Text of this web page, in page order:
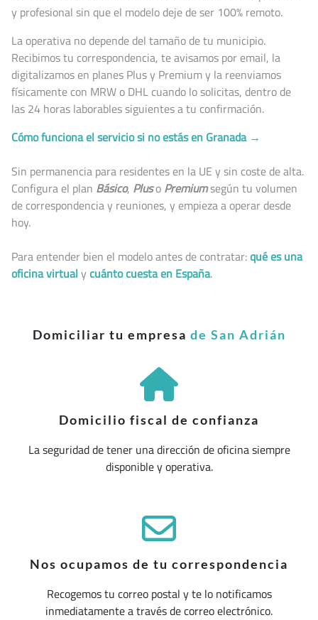
y profesional sin que el modelo deje de ser 100% remoto.
La operativa no depende del tamaño de tu municipio.
Recibimos tu correspondencia, te avisamos por email, la
digitalizamos en planes Plus y Premium y la reenviamos
físicamente con MRW o DHL cuando lo solicitas, dentro de
las 24 horas laborables siguientes a tu confirmación.
Cómo funciona el servicio si no estás en Granada →
Sin permanencia para residentes en la UE y sin coste de alta.
Configura el plan Básico, Pluso Premiumsegún tu volumen
de correspondencia y reuniones, y empieza a operar desde
hoy.
Para entender bien el modelo antes de contratar:qué es una
oficina virtual ycuánto cuesta en España.
Domiciliar tu empresa de San Adrián
Domicilio fiscal de confianza
La seguridad de tener una dirección de oficina siempre
disponible y operativa.
Nos ocupamos de tu correspondencia
Recogemos tu correo postal y te lo notificamos
inmediatamente a través de correo electrónico.